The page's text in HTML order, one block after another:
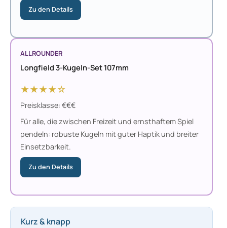
Zu den Details
ALLROUNDER
Longfield 3-Kugeln-Set 107mm
★★★★☆
Preisklasse: €€€
Für alle, die zwischen Freizeit und ernsthaftem Spiel
pendeln: robuste Kugeln mit guter Haptik und breiter
Einsetzbarkeit.
Zu den Details
Kurz & knapp